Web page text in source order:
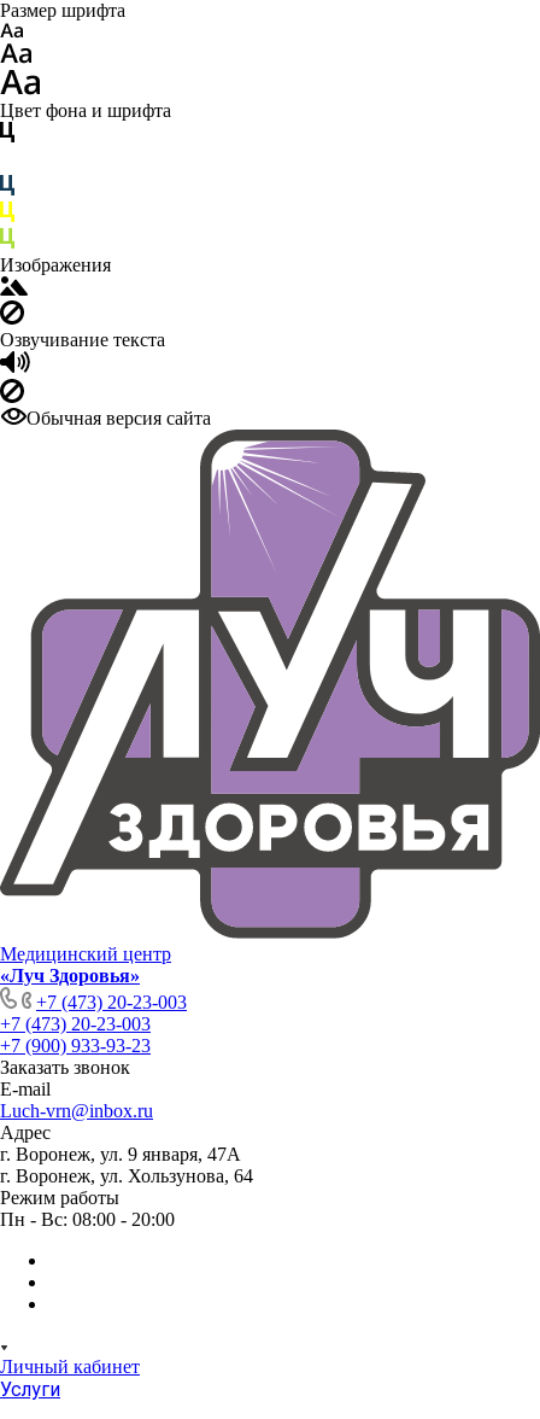
Размер шрифта
Цвет фона и шрифта
Изображения
Озвучивание текста
Обычная версия сайта
Медицинский центр
«Луч Здоровья»
+7 (473) 20-23-003
+7 (473) 20-23-003
+7 (900) 933-93-23
Заказать звонок
E-mail
Luch-vrn@inbox.ru
Адрес
г. Воронеж, ул. 9 января, 47А
г. Воронеж, ул. Хользунова, 64
Режим работы
Пн - Вс: 08:00 - 20:00
Личный кабинет
Услуги